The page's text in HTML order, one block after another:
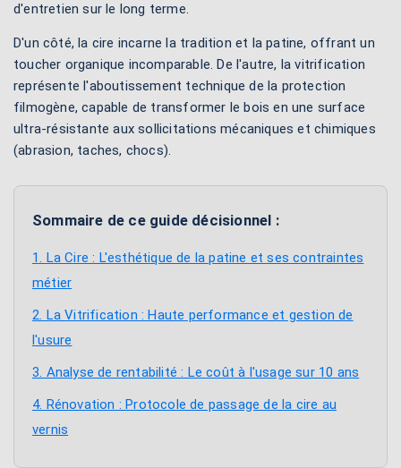
d'entretien sur le long terme.
D'un côté, la cire incarne la tradition et la patine, offrant un
toucher organique incomparable. De l'autre, la vitrification
représente l'aboutissement technique de la protection
filmogène, capable de transformer le bois en une surface
ultra-résistante aux sollicitations mécaniques et chimiques
(abrasion, taches, chocs).
Sommaire de ce guide décisionnel :
1. La Cire : L'esthétique de la patine et ses contraintes
métier
2. La Vitrification : Haute performance et gestion de
l'usure
3. Analyse de rentabilité : Le coût à l'usage sur 10 ans
4. Rénovation : Protocole de passage de la cire au
vernis